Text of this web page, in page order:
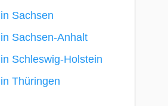
Sachsen
Sachsen-Anhalt
Schleswig-Holstein
Thüringen